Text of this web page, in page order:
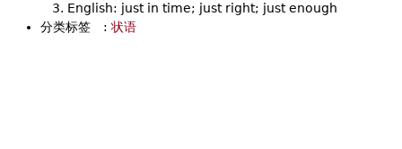
English: just in time; just right; just enough
分类标签
: 状语